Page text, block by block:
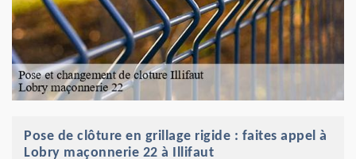
Pose de clôture en grillage rigide : faites appel à
Lobry maçonnerie 22 à Illifaut